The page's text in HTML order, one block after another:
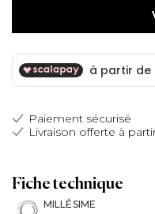
Paiement sécurisé
Livraison offerte à
Fiche technique
MILLÉSIME